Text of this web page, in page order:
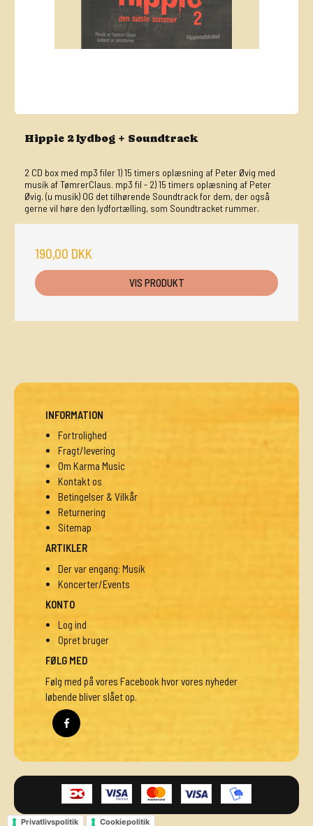
Hippie 2 lydbog + Soundtrack
2 CD box med mp3 filer 1) 15 timers oplæsning af Peter Øvig med
musik af TømrerClaus. mp3 fil - 2) 15 timers oplæsning af Peter
Øvig. (u musik) OG det tilhørende Soundtrack for dem, der også
gerne vil høre den lydfortælling, som Soundtracket rummer.
190,00 DKK
VIS PRODUKT
INFORMATION
Fortrolighed
Fragt/levering
Om Karma Music
Kontakt os
Betingelser & Vilkår
Returnering
Sitemap
ARTIKLER
Der var engang: Musik
Koncerter/Events
KONTO
Log ind
Opret bruger
FØLG MED
Følg med på vores Facebook hvor vores nyheder
løbende bliver slået op.
Privatlivspolitik Cookiepolitik